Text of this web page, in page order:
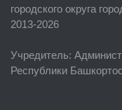
Руководство
Районные УГЗ
городского округа
2013-2026
Учредитель:
Республики